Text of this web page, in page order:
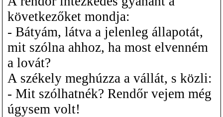
következőket mondja:
- Bátyám, látva a jelenleg állapotát,
mit szólna ahhoz, ha most elvenném
a lovát?
A székely meghúzza a vállát, s közli:
- Mit szólhatnék? Rendőr vejem még
úgysem volt!